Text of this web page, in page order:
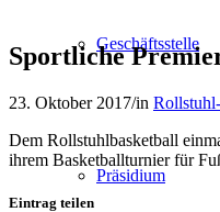
Geschäftsstelle
Präsidium
Sportliche
23. Oktober 2017/in
Dem Rollstuhlbasketball
ihrem Basketballturnier für
Eintrag teilen